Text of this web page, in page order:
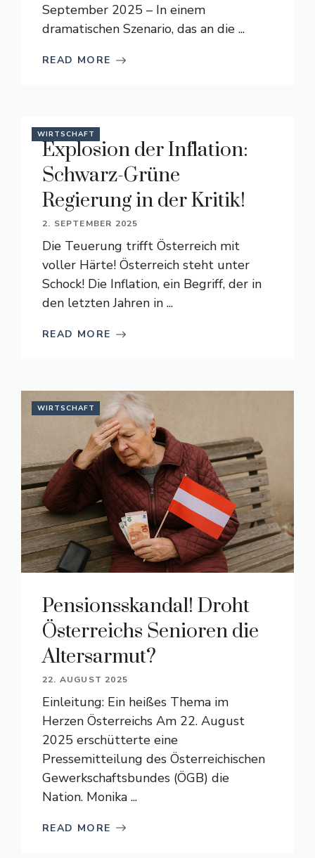
September 2025 – In einem
dramatischen Szenario, das an die ...
READ MORE
WIRTSCHAFT
Explosion der Inflation:
Schwarz-Grüne
Regierung in der Kritik!
2. SEPTEMBER 2025
Die Teuerung trifft Österreich mit
voller Härte! Österreich steht unter
Schock! Die Inflation, ein Begriff, der in
den letzten Jahren in ...
READ MORE
WIRTSCHAFT
Pensionsskandal! Droht
Österreichs Senioren die
Altersarmut?
22. AUGUST 2025
Einleitung: Ein heißes Thema im
Herzen Österreichs Am 22. August
2025 erschütterte eine
Pressemitteilung des Österreichischen
Gewerkschaftsbundes (ÖGB) die
Nation. Monika ...
READ MORE